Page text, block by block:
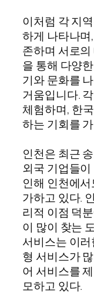
이처럼 각 지
하게 나타나
존하며 서로
을 통해 다양
기와 문화를
거움입니다.
체험하며, 한
하는 기회를
인천은 최근
외국 기업들
인해 인천에
가하고 있다.
리적 이점 덕
이 많이 찾는
서비스는 이
형 서비스가
어 서비스를
모하고 있다.